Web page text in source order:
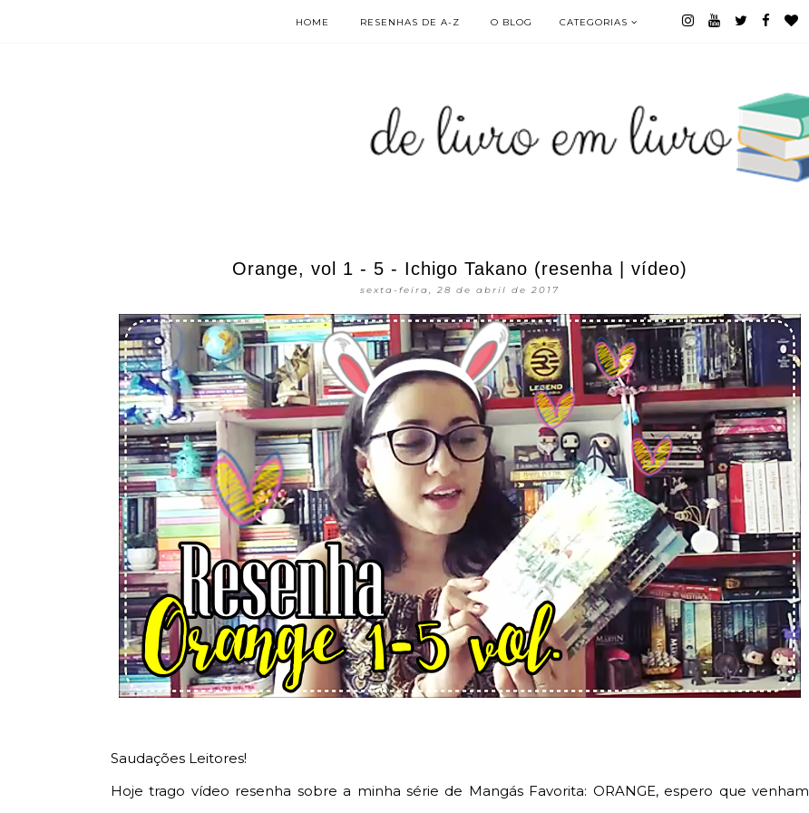
HOME RESENHAS DE A-Z O BLOG CATEGORIAS
Orange, vol 1 - 5 - Ichigo Takano (resenha | vídeo)
sexta-feira, 28 de abril de 2017
Saudações Leitores!
Hoje trago vídeo resenha sobre a minha série de Mangás Favorita: ORANGE, espero que venham